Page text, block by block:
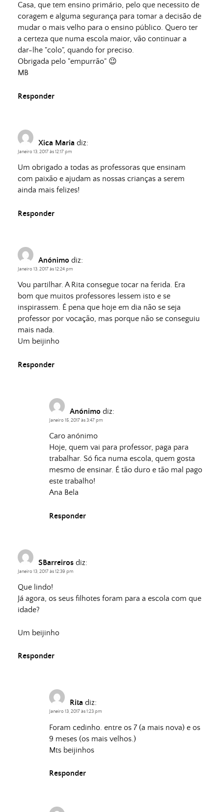
Casa, que tem ensino primário, pelo que necessito de
coragem e alguma segurança para tomar a decisão de
mudar o mais velho para o ensino público. Quero ter
a certeza que numa escola maior, vão continuar a
dar-lhe "colo", quando for preciso.
Obrigada pelo "empurrão" 😉
MB
Responder
Xica Maria diz:
Janeiro 13, 2017 às 12:17 pm
Um obrigado a todas as professoras que ensinam
com paixão e ajudam as nossas crianças a serem
ainda mais felizes!
Responder
Anónimo diz:
Janeiro 13, 2017 às 12:24 pm
Vou partilhar. A Rita consegue tocar na ferida. Era
bom que muitos professores lessem isto e se
inspirassem. É pena que hoje em dia não se seja
professor por vocação, mas porque não se conseguiu
mais nada.
Um beijinho
Responder
Anónimo diz:
Janeiro 15, 2017 às 3:47 pm
Caro anónimo
Hoje, quem vai para professor, paga para
trabalhar. Só fica numa escola, quem gosta
mesmo de ensinar. É tão duro e tão mal pago
este trabalho!
Ana Bela
Responder
SBarreiros diz:
Janeiro 13, 2017 às 12:39 pm
Que lindo!
Já agora, os seus filhotes foram para a escola com que
idade?
Um beijinho
Responder
Rita diz:
Janeiro 13, 2017 às 1:23 pm
Foram cedinho. entre os 7 (a mais nova) e os
9 meses (os mais velhos.)
Mts beijinhos
Responder